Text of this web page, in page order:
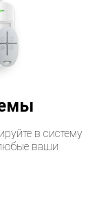
в систему
ваши